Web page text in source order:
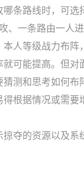
路线时，可选
、一条路由一人
等级战力布阵
可能提高。但
测和思考如何布
据情况或需要
的资源以及系